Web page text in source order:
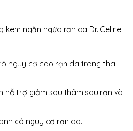
kem ngăn ngừa rạn da Dr. Celine
nguy cơ cao rạn da trong thai
hỗ trợ giảm sau thâm sau rạn và
có nguy cơ rạn da.